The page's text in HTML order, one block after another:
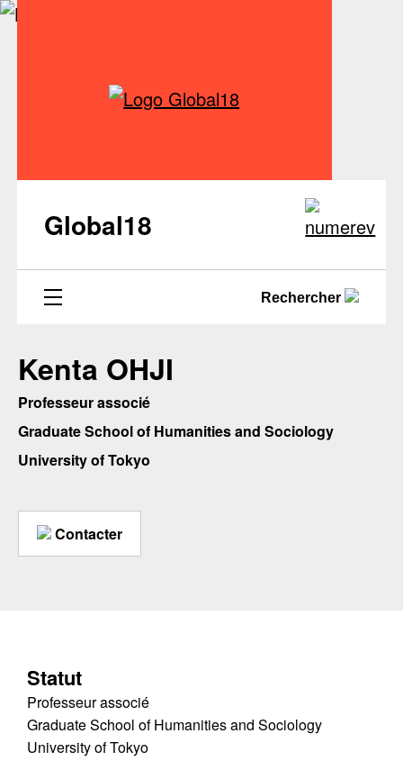
Global18
Rechercher
Kenta OHJI
Professeur associé
Graduate School of Humanities and Sociology
University of Tokyo
Contacter
Statut
Professeur associé
Graduate School of Humanities and Sociology
University of Tokyo